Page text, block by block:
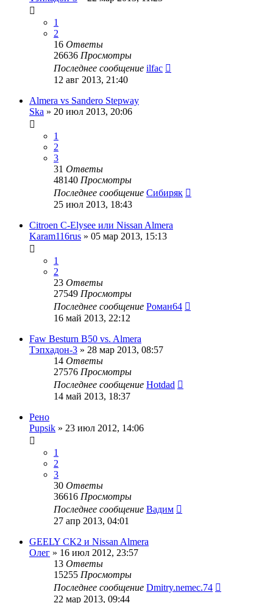
1
2
16 Ответы
26636 Просмотры
Последнее сообщение ilfac
12 авг 2013, 21:40
Almera vs Sandero Stepway
Ska » 20 июл 2013, 20:06
1
2
3
31 Ответы
48140 Просмотры
Последнее сообщение Сибиряк
25 июл 2013, 18:43
Citroen C-Elysee или Nissan Almera
Karam116rus » 05 мар 2013, 15:13
1
2
23 Ответы
27549 Просмотры
Последнее сообщение Роман64
16 май 2013, 22:12
Faw Besturn B50 vs. Almera
Тэпхадон-3 » 28 мар 2013, 08:57
14 Ответы
27576 Просмотры
Последнее сообщение Hotdad
14 май 2013, 18:37
Рено
Pupsik » 23 июл 2012, 14:06
1
2
3
30 Ответы
36616 Просмотры
Последнее сообщение Вадим
27 апр 2013, 04:01
GEELY CK2 и Nissan Almera
Олег » 16 июл 2012, 23:57
13 Ответы
15255 Просмотры
Последнее сообщение Dmitry.nemec.74
22 мар 2013, 09:44